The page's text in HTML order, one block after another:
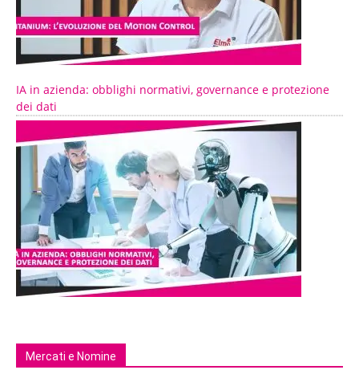
IA in azienda: obblighi normativi, governance e protezione
dei dati
Mercati e Nomine